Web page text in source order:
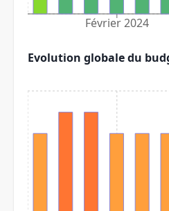
Février 2024
Evolution globale du